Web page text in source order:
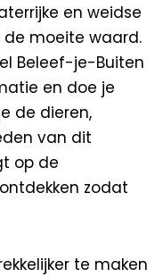
en weidse
de moeite waard.
Beleef-je-Buiten
en doe je
de dieren,
van dit
op de
zodat
te maken